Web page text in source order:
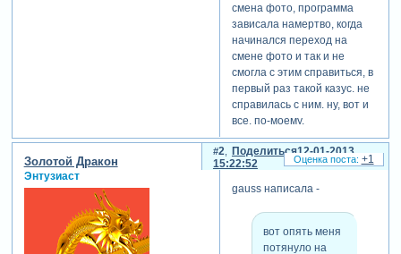
смена фото, программа
зависала намертво, когда
начинался переход на
смене фото и так и не
смогла с этим справиться, в
первый раз такой казус. не
справилась с ним. ну, вот и
все, по-моему.
Поделиться
2
12-01-2013
15:22:52
Золотой Дракон
Энтузиаст
gauss написала -
вот опять меня
потянуло на
+1